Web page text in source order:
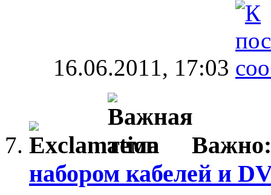
16.06.2011, 17:03
набором кабелей и